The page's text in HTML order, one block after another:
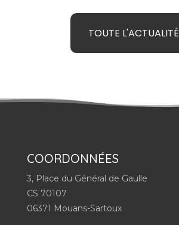
TOUTE L'ACTUALITÉ
COORDONNÉES
3, Place du Général de Gaulle
CS 70107
06371 Mouans-Sartoux